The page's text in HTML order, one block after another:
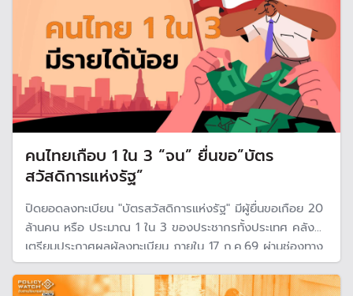
คนไทยเกือบ 1 ใน 3 “จน” ยื่นขอ”บัตร
สวัสดิการแห่งรัฐ”
ปิดยอดลงทะเบียน "บัตรสวัสดิการแห่งรัฐ" มีผู้ยื่นขอเกือย 20
ล้านคน หรือ ประมาณ 1 ใน 3 ของประชากรทั้งประเทศ คลัง
เตรียมประกาศผลผู้ลงทะเบียน ภายใน 17 ก.ค.69 ผ่านช่องทาง
แอปพลิเคชันเป๋าตัง, แอปพลิเคชันทางรัฐ และเว็บไซต์บัตร
สวัสดิการแห่งรัฐ